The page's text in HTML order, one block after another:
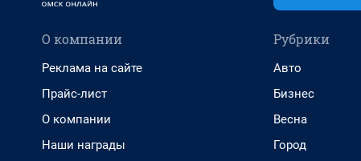
О компании
Реклама на сайте
Прайс-лист
О компании
Наши награды
Рубрики
Авто
Бизнес
Весна
Город